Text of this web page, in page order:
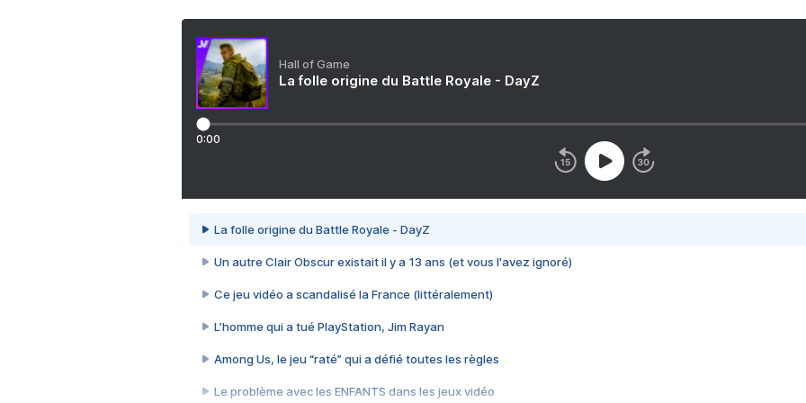
Hall of Game
La folle origine du Battle Royale - DayZ
0:00
La folle origine du Battle Royale - DayZ
Un autre Clair Obscur existait il y a 13 ans (et vous l'avez ignoré)
Ce jeu vidéo a scandalisé la France (littéralement)
L’homme qui a tué PlayStation, Jim Rayan
Among Us, le jeu “raté” qui a défié toutes les règles
Le problème avec les ENFANTS dans les jeux vidéo